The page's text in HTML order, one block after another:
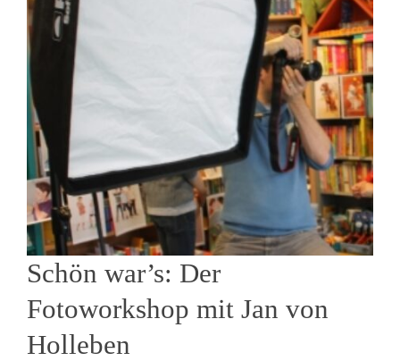
Schön war’s: Der
Fotoworkshop mit Jan von
Holleben